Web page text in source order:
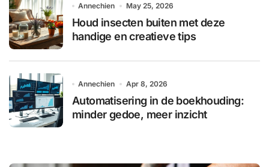
Annechien May 25, 2026
Houd insecten buiten met deze
handige en creatieve tips
Annechien Apr 8, 2026
Automatisering in de boekhouding:
minder gedoe, meer inzicht